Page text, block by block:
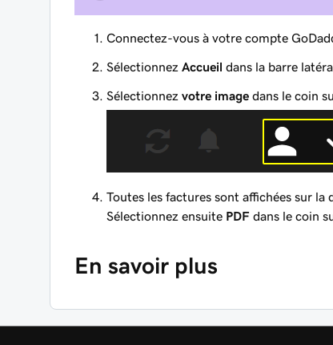
Connectez-vous à votre compte
Sélectionnez Accueil dans la barre
Sélectionnez votre image dans le coin
Toutes les factures sont affichées sur
Sélectionnez ensuite PDF dans le coin
En savoir plus